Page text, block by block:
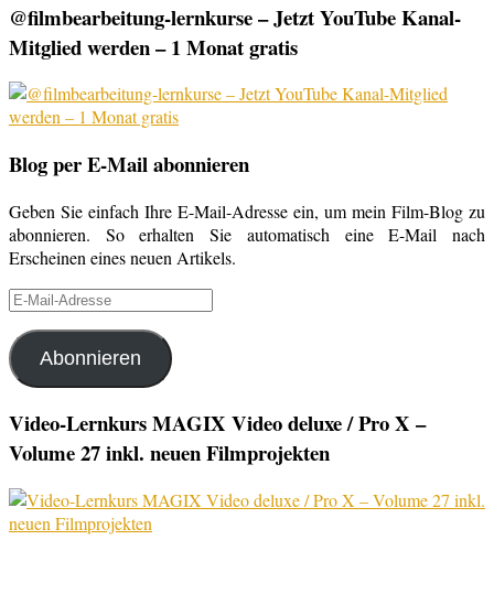
@filmbearbeitung-lernkurse – Jetzt YouTube Kanal-
Mitglied werden – 1 Monat gratis
Blog per E-Mail abonnieren
Geben Sie einfach Ihre E-Mail-Adresse ein, um mein Film-Blog zu
abonnieren. So erhalten Sie automatisch eine E-Mail nach
Erscheinen eines neuen Artikels.
E-
Mail-
Adresse
Abonnieren
Video-Lernkurs MAGIX Video deluxe / Pro X –
Volume 27 inkl. neuen Filmprojekten